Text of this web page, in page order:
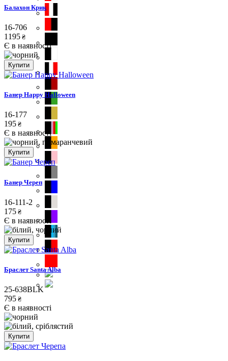
Балахон Крик
16-706
1195 ₴
Є в наявності
Купити
Банер Happy Halloween
16-177
195 ₴
Є в наявності
Купити
Банер Череп
16-111-2
175 ₴
Є в наявності
Купити
Браслет Santa Alba
25-638BLK
795 ₴
Є в наявності
Купити